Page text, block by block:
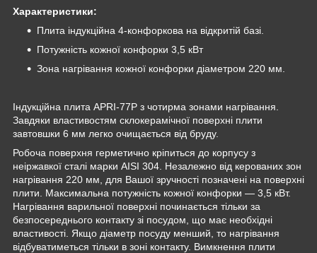
Характеристики:
Плита індукційна 4-конфоркова на відкритій базі.
Потужність кожної конфорки 3,5 кВт
Зона нагрівання кожної конфорки діаметром 220 мм.
Індукційна плита APRI-77P з чотирма зонами нагрівання.
Завдяки властивостям склокерамічної поверхні плити
завтовшки 6 мм легко очищається від бруду.
Робоча поверхня герметично кріпиться до корпусу з
неіржавкої сталі марки AISI 304. Незалежно від керованих зон
нагрівання 220 мм, для Вашої зручності позначені на поверхні
плити. Максимальна потужність кожної конфорки — 3,5 кВт.
Нагрівання варильної поверхні починається тільки за
безпосереднього контакту зі посудом, що має необхідні
властивості. Якщо діаметр посуду менший, то нагрівання
відбуватиметься тільки в зоні контакту. Вимкнення плити